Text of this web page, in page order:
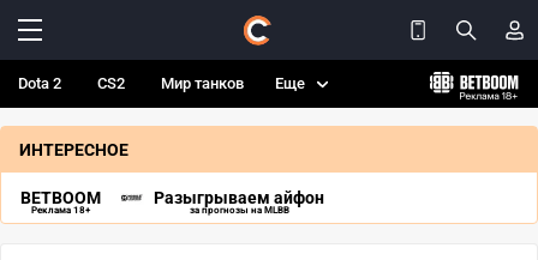
Dota 2 CS2 Мир танков Еще
ИНТЕРЕСНОЕ
BETBOOM
Реклама 18+
Разыгрываем айфон
за прогнозы на MLBB